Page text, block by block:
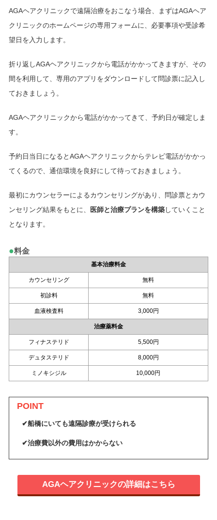
AGAヘアクリニックで遠隔治療をおこなう場合、まずはAGAヘア
クリニックのホームページの専用フォームに、必要事項や受診希
望日を入力します。
折り返しAGAヘアクリニックから電話がかかってきますが、その
間を利用して、専用のアプリをダウンロードして問診票に記入し
ておきましょう。
AGAヘアクリニックから電話がかかってきて、予約日が確定しま
す。
予約日当日になるとAGAヘアクリニックからテレビ電話がかかっ
てくるので、通信環境を良好にして待っておきましょう。
最初にカウンセラーによるカウンセリングがあり、問診票とカウ
ンセリング結果をもとに、
医師と治療プランを構築していくこと
となります。
●料金
基本治療料金
カウンセリング 無料
初診料 無料
血液検査料 3,000円
治療薬料金
フィナステリド 5,500円
デュタステリド 8,000円
ミノキシジル 10,000円
POINT
✔船橋にいても遠隔診療が受けられる
✔治療費以外の費用はかからない
AGAヘアクリニックの詳細はこちら